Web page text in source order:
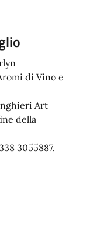
di Vino e
Art
della
3055887.